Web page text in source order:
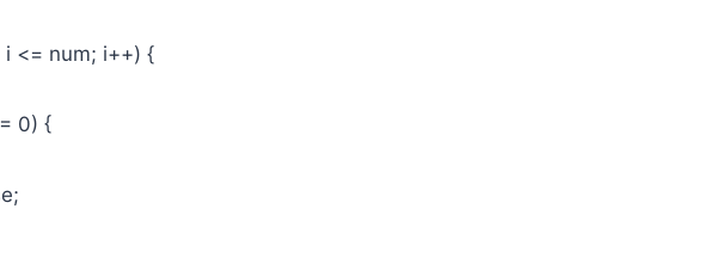
<= num; i++) {
0) {